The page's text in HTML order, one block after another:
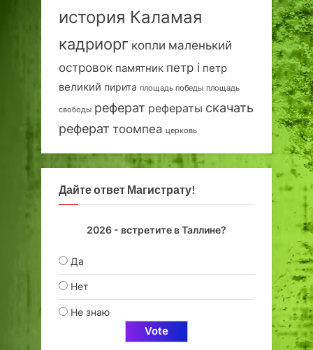
история Каламая
кадриорг копли маленький
островок памятник петр i петр
великий пирита площадь победы площадь
свободы реферат рефераты скачать
реферат тоомпеа церковь
Дайте ответ Магистрату!
2026 - встретите в Таллине?
Да
Нет
Не знаю